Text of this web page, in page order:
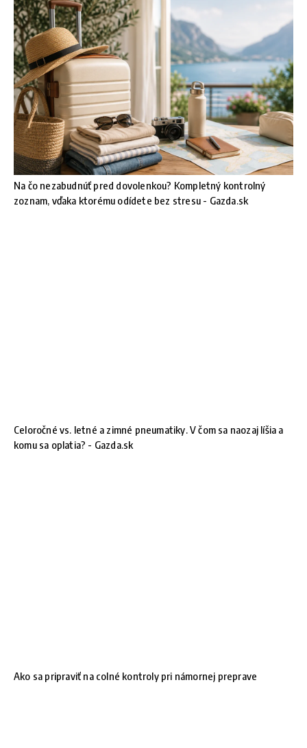
Na čo nezabudnúť pred dovolenkou? Kompletný kontrolný
zoznam, vďaka ktorému odídete bez stresu - Gazda.sk
Celoročné vs. letné a zimné pneumatiky. V čom sa naozaj líšia a
komu sa oplatia? - Gazda.sk
Ako sa pripraviť na colné kontroly pri námornej preprave